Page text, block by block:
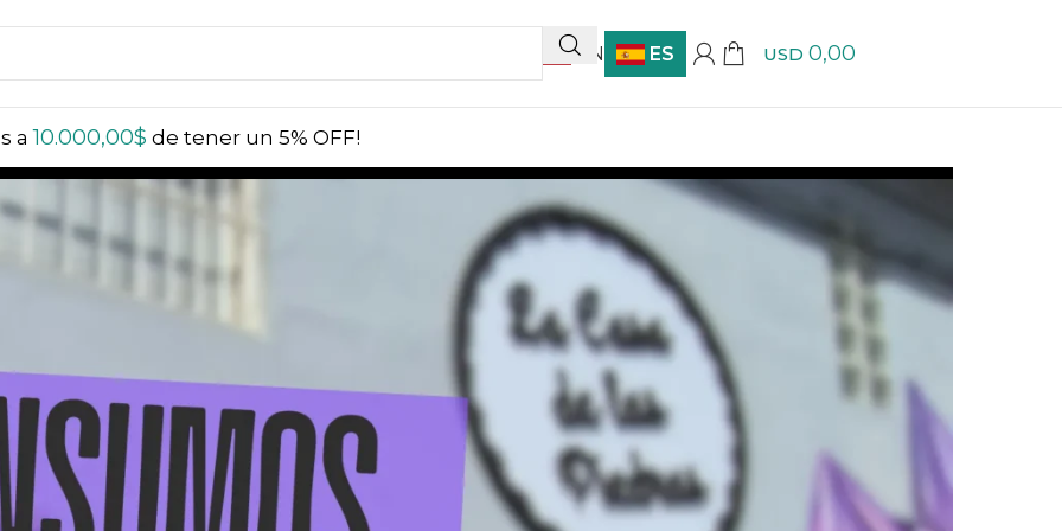
EN ES USD 0,00
a10.000,00$ de tener un 5% OFF!
5% OFF | Compra más de $20.000 y obtén un 10% OFF | Compra más de $5.000 y